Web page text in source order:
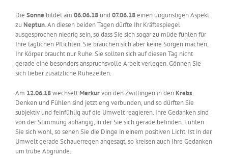
Die Sonne bildet am 06.06.18 und 07.06.18einen ungünstigen Aspekt
zu Neptun. An diesen beiden Tagen dürfte Ihr Kräftespiegel
ausgesprochen niedrig sein, so dass Sie sich sogar zu müde fühlen für
Ihre täglichen Pflichten. Sie brauchen sich aber keine Sorgen machen,
Ihr Körper braucht nur Ruhe. Sie sollten sich auf diesen Tag nicht
gerade eine besonders anspruchsvolle Arbeit verlegen. Gönnen Sie
sich lieber zusätzliche Ruhezeiten.
Am 12.06.18wechseltMerkurvon den Zwillingen in denKrebs.
Denken und Fühlen sind jetzt eng verbunden, und so dürften Sie
subjektiv und feinfühlig auf die Umwelt reagieren. Ihre Gedanken sind
von der Stimmung abhängig, in der Sie sich gerade befinden. Fühlen
Sie sich wohl, so sehen Sie die Dinge in einem positiven Licht. Ist in der
Umwelt gerade Schauerregen angesagt, so kreisen auch Ihre Gedanken
um trübe Abgründe.